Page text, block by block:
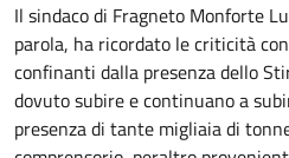
Il sindaco di Fragneto Monforte
parola, ha ricordato le criticità
confinanti dalla presenza dello
dovuto subire e continuano a
presenza di tante migliaia di